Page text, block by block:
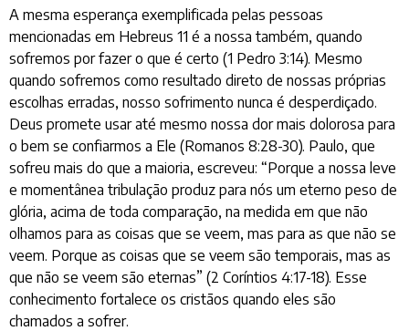
A mesma esperança exemplificada pelas pessoas
mencionadas em Hebreus 11 é a nossa também, quando
sofremos por fazer o que é certo (1 Pedro 3:14). Mesmo
quando sofremos como resultado direto de nossas próprias
escolhas erradas, nosso sofrimento nunca é desperdiçado.
Deus promete usar até mesmo nossa dor mais dolorosa para
o bem se confiarmos a Ele (Romanos 8:28-30). Paulo, que
sofreu mais do que a maioria, escreveu: “Porque a nossa leve
e momentânea tribulação produz para nós um eterno peso de
glória, acima de toda comparação, na medida em que não
olhamos para as coisas que se veem, mas para as que não se
veem. Porque as coisas que se veem são temporais, mas as
que não se veem são eternas” (2 Coríntios 4:17-18). Esse
conhecimento fortalece os cristãos quando eles são
chamados a sofrer.